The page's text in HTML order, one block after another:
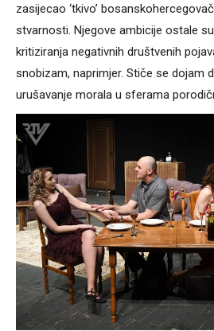
zasijecao ‘tkivo’
stvarnosti. Njegove ambicije ostale
kritiziranja negativnih društvenih
snobizam, naprimjer. Stiče se dojam
urušavanje morala u sferama